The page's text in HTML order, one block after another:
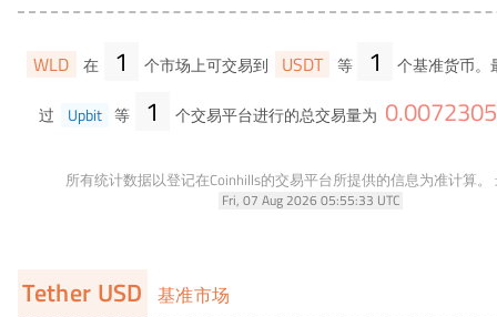
WLD 在 1 个市场上可交易到 USDT 等 1 个基准货币
过 Upbit 等 1 个交易平台进行的总交易量为 0.
所有统计数据以登记在Coinhills的交易平台所提供的信息为准计算。
Fri, 07 Aug 2026 05:55:33 UTC
Tether USD 基准市场